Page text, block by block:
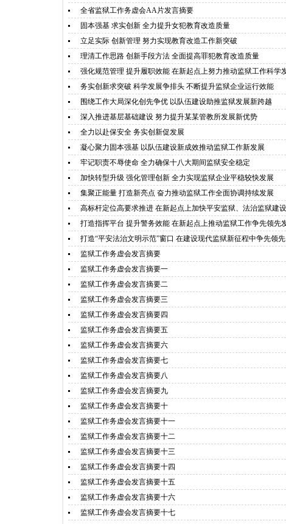
全省监狱工作务虚会AA片发言摘要
固本强基 求实创新 全力提升女犯教育改造质量
立足实际 创新管理 努力实现教育改造工作新突破
理清工作思路 创新手段方法 全面提高罪犯教育改造质量
强化规范管理 提升履职效能 在新起点上努力推动监狱工作科学
务实创新求突破 科学发展争排头 不断提升监狱企业运行效能
围绕工作大局深化创先争优 以队伍建设助推监狱发展新跨越
深入推进基层基础建设 努力提升某某管教所发展新优势
全力以赴保安全 务实创新促发展
凝心聚力固本强基 以队伍建设新成效推动监狱工作新发展
牢记职责不辱使命 全力确保十八大期间监狱安全稳定
加快转型升级 强化管理创新 全力实现监狱企业平稳较快发展
集聚正能量 打造新亮点 奋力推动监狱工作全面协调持续发展
高标杆定位高要求推进 在新起点上加快平安监狱、法治监狱建设
打造指挥平台 提升警务效能 在新起点上推动监狱工作争先领先
打造“平安法治文明示范”窗口 在建设现代监狱新征程中争先领先
监狱工作务虚会发言摘要
监狱工作务虚会发言摘要一
监狱工作务虚会发言摘要二
监狱工作务虚会发言摘要三
监狱工作务虚会发言摘要四
监狱工作务虚会发言摘要五
监狱工作务虚会发言摘要六
监狱工作务虚会发言摘要七
监狱工作务虚会发言摘要八
监狱工作务虚会发言摘要九
监狱工作务虚会发言摘要十
监狱工作务虚会发言摘要十一
监狱工作务虚会发言摘要十二
监狱工作务虚会发言摘要十三
监狱工作务虚会发言摘要十四
监狱工作务虚会发言摘要十五
监狱工作务虚会发言摘要十六
监狱工作务虚会发言摘要十七